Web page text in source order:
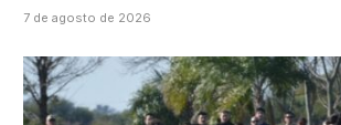
7 de agosto de 2026